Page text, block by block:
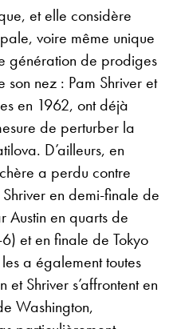
et elle considère
voire même unique
génération de prodiges
nez : Pam Shriver et
en 1962, ont déjà
de perturber la
D’ailleurs, en
a perdu contre
en demi-finale de
Austin en quarts de
et en finale de Tokyo
a également toutes
et Shriver s’affrontent en
Washington,